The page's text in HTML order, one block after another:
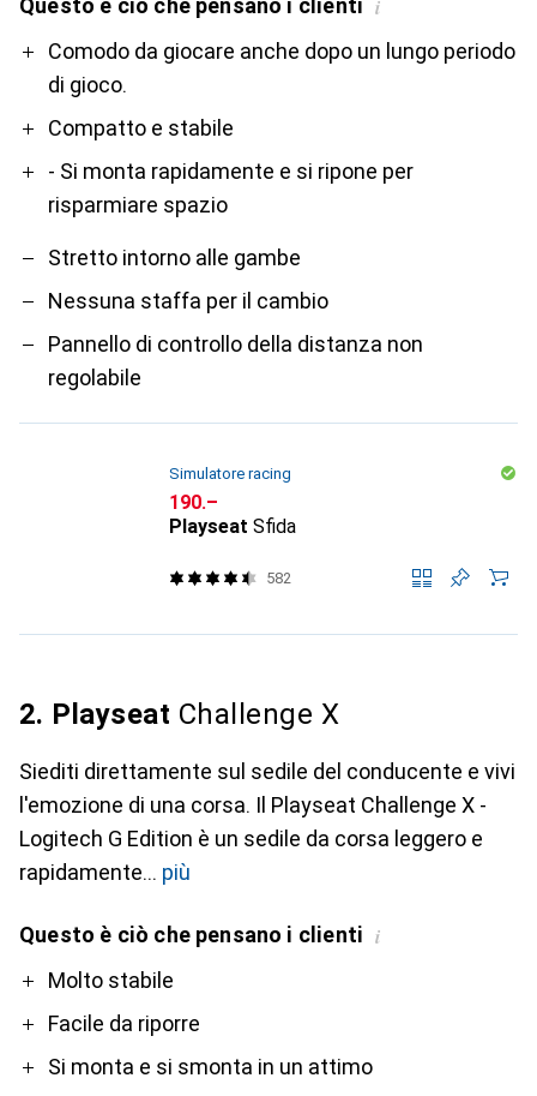
Questo è ciò che pensano i clienti i
ProComodo da giocare anche dopo un lungo periodo
di gioco.
Compatto e stabile
- Si monta rapidamente e si ripone per
risparmiare spazio
Contro
Stretto intorno alle gambe
Nessuna staffa per il cambio
Pannello di controllo della distanza non
regolabile
Simulatore racing
CHF
190.–
Playseat Sfida
582
2. Playseat Challenge X
Siediti direttamente sul sedile del conducente e vivi
l'emozione di una corsa. Il Playseat Challenge X -
Logitech G Edition è un sedile da corsa leggero e
rapidamente
più
Questo è ciò che pensano i clienti i
ProMolto stabile
Facile da riporre
Si monta e si smonta in un attimo
Contro